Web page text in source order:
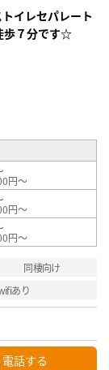
録
イレセパレート
歩７分です☆
円～
円～
円～
同棲向け
あり
電話する